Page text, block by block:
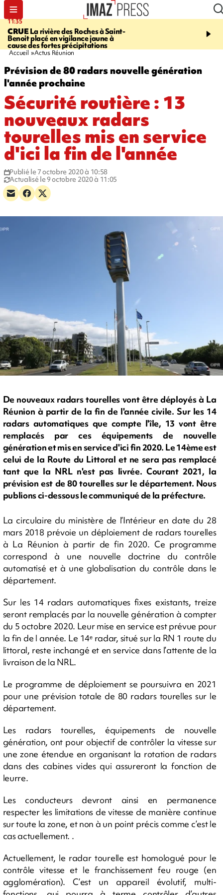
11:35
CRUELa rivière des Roches à Saint-
Benoit placé en vigilance jaune à
cause des fortes précipitations
11:57
Le
Papang a repris du
Accueil Actus Réunion
Prévision de 80 radars nouvelle génération
l'année prochaine
Sécurité routière : 13
nouveaux radars
tourelles mis en service
d'ici la fin de l'année
Publié le 7 octobre 2020 à 10:58
Actualisé le 9 octobre 2020 à 11:05
De nouveaux radars tourelles vont être déployés à La
Réunion à partir de la fin de l'année civile. Sur les 14
radars automatiques que compte l'île, 13 vont être
remplacés par ces équipements de nouvelle
génération et mis en service d'ici fin 2020. Le 14ème est
celui de la Route du Littoral et ne sera pas remplacé
tant que la NRL n'est pas livrée. Courant 2021, la
prévision est de 80 tourelles sur le département. Nous
publions ci-dessous le communiqué de la préfecture.
La circulaire du ministère de l’Intérieur en date du 28
mars 2018 prévoie un déploiement de radars tourelles
à La Réunion à partir de fin 2020. Ce programme
correspond à une nouvelle doctrine du contrôle
automatisé et à une globalisation du contrôle dans le
département.
Sur les 14 radars automatiques fixes existants, treize
seront remplacés par la nouvelle génération à compter
du 5 octobre 2020. Leur mise en service est prévue pour
la fin de l année. Le 14ᵉ radar, situé sur la RN 1 route du
littoral, reste inchangé et en service dans l’attente de la
livraison de la NRL.
Le programme de déploiement se poursuivra en 2021
pour une prévision totale de 80 radars tourelles sur le
département.
Les radars tourelles, équipements de nouvelle
génération, ont pour objectif de contrôler la vitesse sur
une zone étendue en organisant la rotation de radars
dans des cabines vides qui assureront la fonction de
leurre.
Les conducteurs devront ainsi en permanence
respecter les limitations de vitesse de manière continue
sur toute la zone, et non à un point précis comme c’est le
cas actuellement. .
Actuellement, le radar tourelle est homologué pour le
contrôle vitesse et le franchissement feu rouge (en
agglomération). C’est un appareil évolutif, multi-